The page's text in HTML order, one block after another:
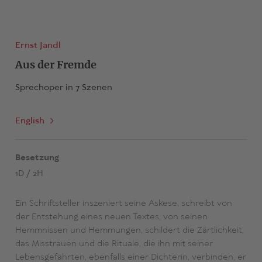
Ernst Jandl
Aus der Fremde
Sprechoper in 7 Szenen
English
Besetzung
1D / 2H
Ein Schriftsteller inszeniert seine Askese, schreibt von
der Entstehung eines neuen Textes, von seinen
Hemmnissen und Hemmungen, schildert die Zärtlichkeit,
das Misstrauen und die Rituale, die ihn mit seiner
Lebensgefährten, ebenfalls einer Dichterin, verbinden, er